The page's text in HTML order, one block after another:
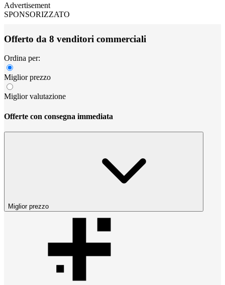
Advertisement
SPONSORIZZATO
Offerto da 8 venditori commerciali
Ordina per:
Miglior prezzo
Miglior valutazione
Offerte con consegna immediata
Miglior prezzo